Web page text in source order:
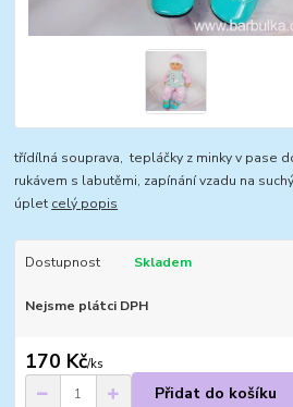
třídílná souprava, tepláčky z minky v pase
rukávem s labutěmi, zapínání vzadu na
úplet celý popis
Dostupnost Skladem
Nejsme plátci DPH
170 Kč/ks
Přidat do košíku